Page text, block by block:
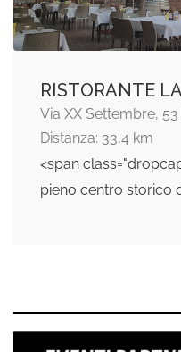
RISTORANTE
Via XX Settembre,
Distanza: 33,4 km
<span
pieno centro storico